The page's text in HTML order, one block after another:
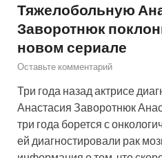
Тяжелобольную
Заворотнюк
новом сериале
Оставьте комментарий
Три года назад актрисе
Анастасия Заворотнюк
три года борется с
ей диагностировали рак